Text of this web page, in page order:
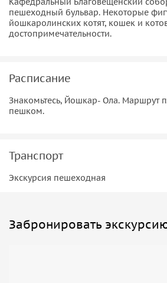
пешеходный бульвар. Некоторые
йошкаролинских котят, кошек и
достопримечательности.
Расписание
Знакомьтесь, Йошкар- Ола. Маршрут
пешком.
Транспорт
Экскурсия пешеходная
Забронировать